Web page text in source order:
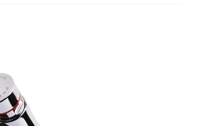
levensduur van minimaal 10 jaar. Met